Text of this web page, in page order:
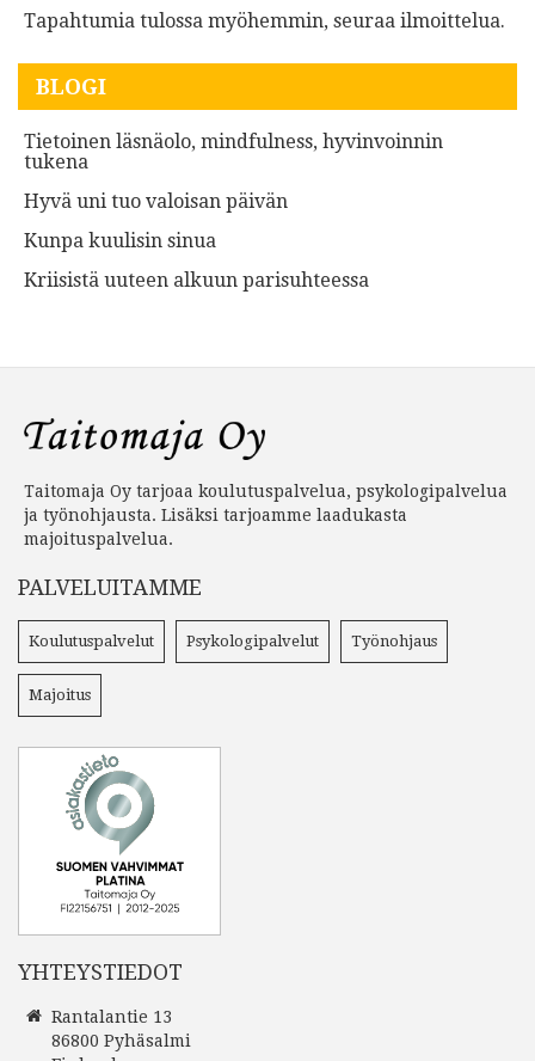
Tapahtumia tulossa myöhemmin, seuraa ilmoittelua.
BLOGI
Tietoinen läsnäolo, mindfulness, hyvinvoinnin
tukena
Hyvä uni tuo valoisan päivän
Kunpa kuulisin sinua
Kriisistä uuteen alkuun parisuhteessa
Taitomaja Oy tarjoaa koulutuspalvelua, psykologipalvelua
ja työnohjausta. Lisäksi tarjoamme laadukasta
majoituspalvelua.
PALVELUITAMME
Koulutuspalvelut Psykologipalvelut Työnohjaus
Majoitus
YHTEYSTIEDOT
Rantalantie 13
86800 Pyhäsalmi